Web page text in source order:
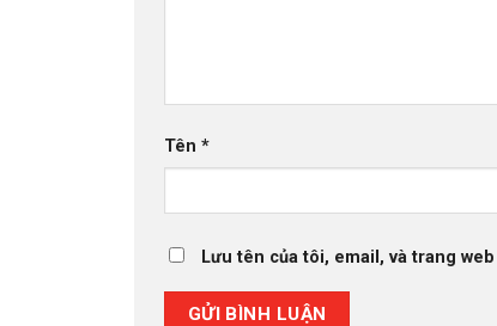
Tên *
Lưu tên của tôi, email, và trang